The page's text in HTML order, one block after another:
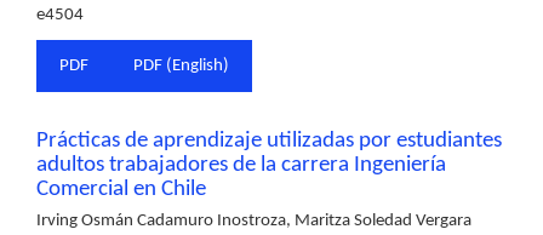
e4504
PDF PDF (English)
Prácticas de aprendizaje utilizadas por estudiantes
adultos trabajadores de la carrera Ingeniería
Comercial en Chile
Irving Osmán Cadamuro Inostroza, Maritza Soledad Vergara